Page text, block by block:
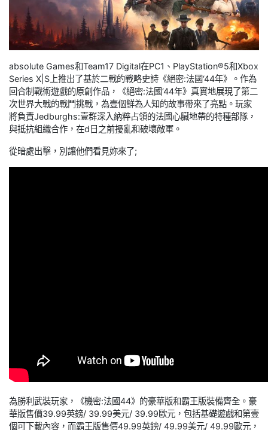
absolute Games和Team17 Digital在PC1、PlayStation®5和Xbox
Series X|S上推出了基於二戰的戰略史詩《絕密:法國‘44年》。作為
回合制戰術遊戲的原創作品，《絕密:法國‘44年》真實地展現了第二
次世界大戰的戰鬥挑戰，為壹個鮮為人知的故事帶來了亮點。玩家
將負責Jedburghs:壹群深入納粹占領的法國心臟地帶的特種部隊，
與抵抗組織合作，在d日之前擾亂和破壞敵軍。
從暗處出擊，別讓他們看見妳來了;
為勝利武裝玩家，《機密:法國44》的豪華版和霸王版裝備齊全。豪
華版售價39.99英鎊/ 39.99美元/ 39.99歐元，包括基礎遊戲和第壹
個可下載內容，而霸王版售價49.99英鎊/ 49.99美元/ 49.99歐元，